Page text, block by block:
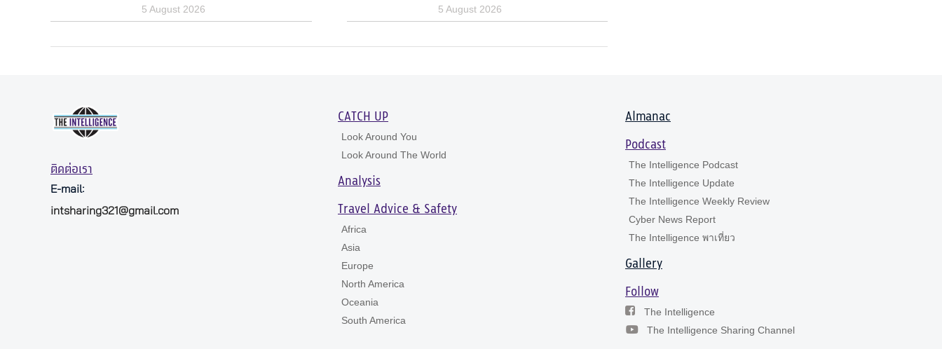
5 August 2026 5 August 2026
ติดต่อเรา
E-mail:
intsharing321@gmail.com
CATCH UP
Look Around You
Look Around The World
Analysis
Travel Advice & Safety
Africa
Asia
Europe
North America
Oceania
South America
Almanac
Podcast
The Intelligence Podcast
The Intelligence Update
The Intelligence Weekly Review
Cyber News Report
The Intelligence พาเที่ยว
Gallery
Follow
The Intelligence
The Intelligence Sharing Channel